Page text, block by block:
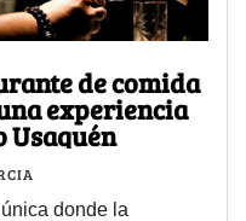
de comida
experiencia
Usaquén
donde la